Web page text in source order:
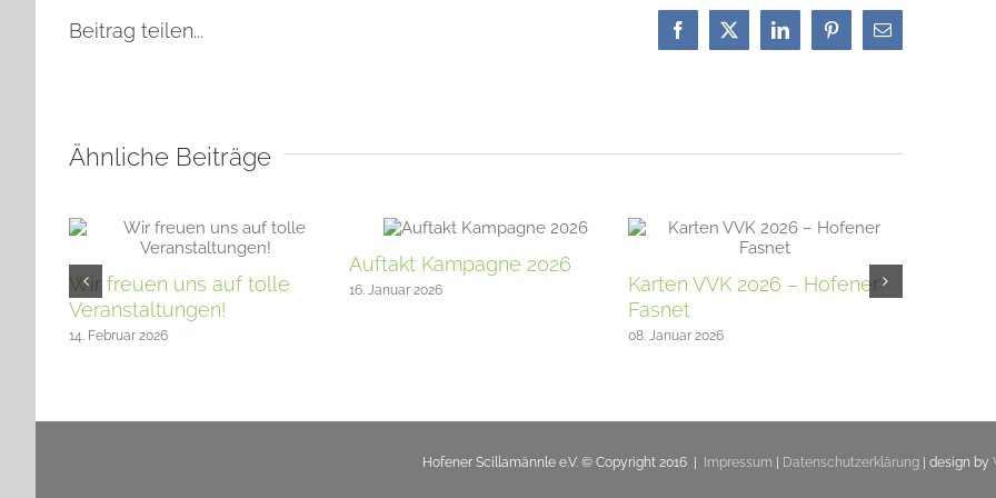
Beitrag teilen... Facebook
X LinkedInPinterest
E-
Mail
Ähnliche Beiträge
Wir freuen uns auf tolle
Veranstaltungen!
14. Februar 2026
Auftakt Kampagne 2026
16. Januar 2026
Karten VVK 2026 – Hofener
Fasnet
08. Januar 2026
Hofener Scillamännle e.V. © Copyright 2016 | Impressum | Datenschutzerklärung| design by